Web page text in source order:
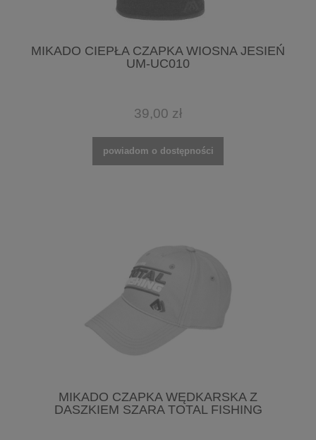
MIKADO CIEPŁA CZAPKA WIOSNA JESIEŃ
UM-UC010
39,00 zł
powiadom o dostępności
MIKADO CZAPKA WĘDKARSKA Z
DASZKIEM SZARA TOTAL FISHING